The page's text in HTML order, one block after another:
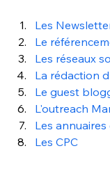
Les
Le
Les réseaux
La rédaction
Le guest
L'outreach
Les
Les CPC